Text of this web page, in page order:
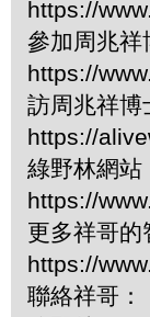
https://
參加周兆祥
https://
訪周兆祥博
https://
綠野林網站
https://
更多祥哥的
https://
聯絡祥哥：